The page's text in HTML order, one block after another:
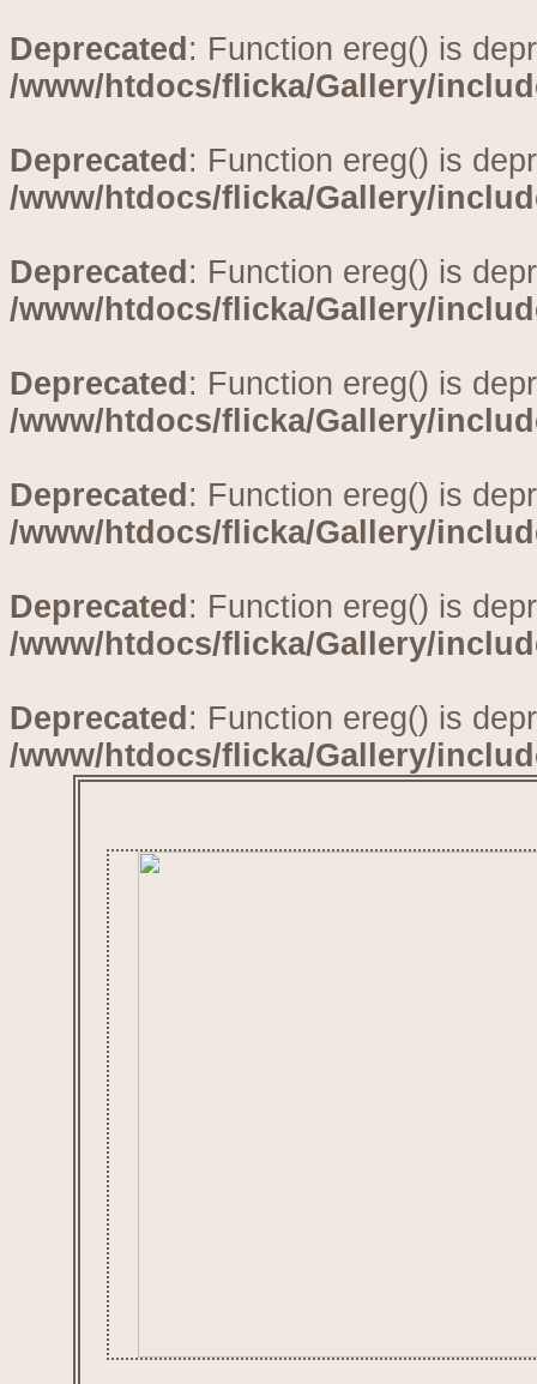
Deprecated : Function ereg() is
/www/htdocs/flicka/Gallery/
Deprecated : Function ereg() is
/www/htdocs/flicka/Gallery/
Deprecated : Function ereg() is
/www/htdocs/flicka/Gallery/
Deprecated : Function ereg() is
/www/htdocs/flicka/Gallery/
Deprecated : Function ereg() is
/www/htdocs/flicka/Gallery/
Deprecated : Function ereg() is
/www/htdocs/flicka/Gallery/
Deprecated : Function ereg() is
/www/htdocs/flicka/Gallery/